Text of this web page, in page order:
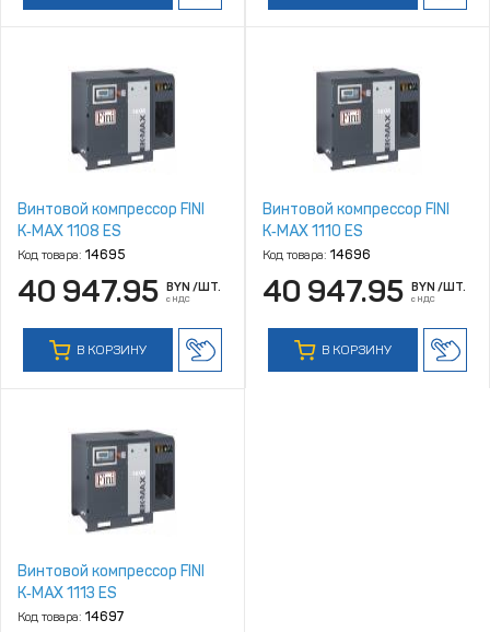
Винтовой компрессор FINI
K‑MAX 1108 ES
Код товара: 14695
40 947.95 BYN /ШТ.
с НДС
В КОРЗИНУ
Винтовой компрессор FINI
K‑MAX 1110 ES
Код товара: 14696
40 947.95 BYN /ШТ.
с НДС
В КОРЗИНУ
Винтовой компрессор FINI
K‑MAX 1113 ES
Код товара: 14697